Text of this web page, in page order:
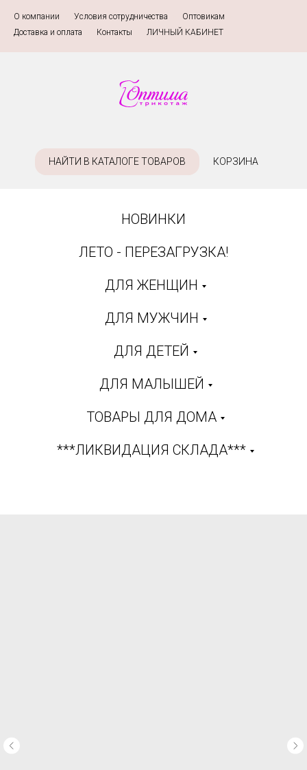
О компании Условия сотрудничества Оптовикам
Доставка и оплата
Контакты ЛИЧНЫЙ КАБИНЕТ
НАЙТИ В КАТАЛОГЕ ТОВАРОВ КОРЗИНА
НОВИНКИ
ЛЕТО - ПЕРЕЗАГРУЗКА!
ДЛЯ ЖЕНЩИН
ДЛЯ МУЖЧИН
ДЛЯ ДЕТЕЙ
ДЛЯ МАЛЫШЕЙ
ТОВАРЫ ДЛЯ ДОМА
***ЛИКВИДАЦИЯ СКЛАДА***